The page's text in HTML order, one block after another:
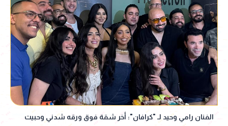
الفنان رامي وحيد لـ "كرافان": أخر شقة فوق ورقه شدني وحبيت